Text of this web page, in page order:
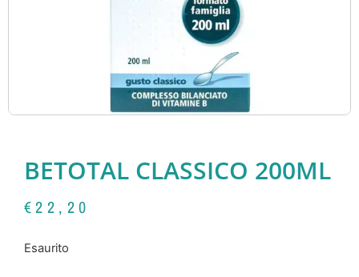
BETOTAL CLASSICO 200ML
€22,20
Esaurito